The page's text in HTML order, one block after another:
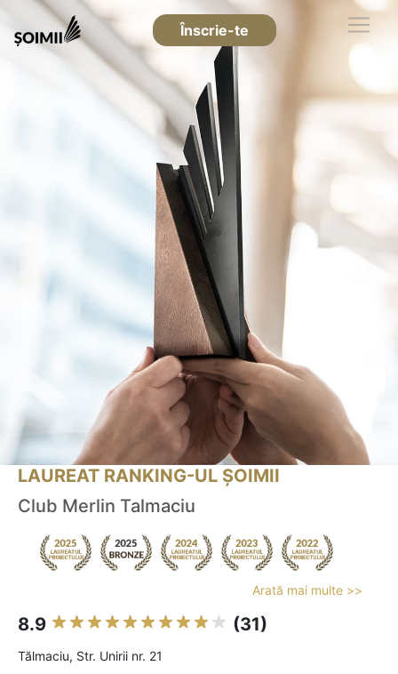
Înscrie-te
LAUREAT RANKING-UL ȘOIMII
Club Merlin Talmaciu
Arată mai multe >>
8.9 (31)
Tălmaciu, Str. Unirii nr. 21